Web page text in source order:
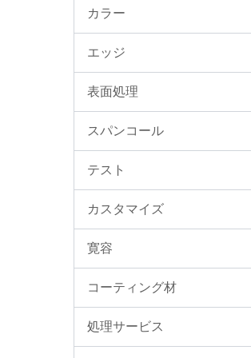
カラー
エッジ
表面処理
スパンコール
テスト
カスタマイズ
寛容
コーティング材
処理サービス